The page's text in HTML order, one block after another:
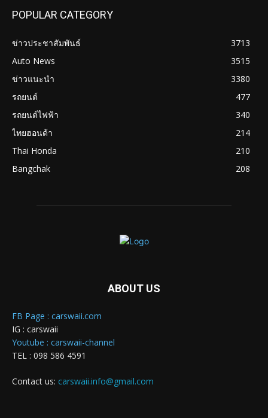
POPULAR CATEGORY
ข่าวประชาสัมพันธ์
3713
Auto News
3515
ข่าวแนะนำ
3380
รถยนต์
477
รถยนต์ไฟฟ้า
340
ไทยฮอนด้า
214
Thai Honda
210
Bangchak
208
ABOUT US
FB Page : carswaii.com
IG : carswaii
Youtube : carswaii-channel
TEL : 098 586 4591
Contact us: carswaii.info@gmail.com